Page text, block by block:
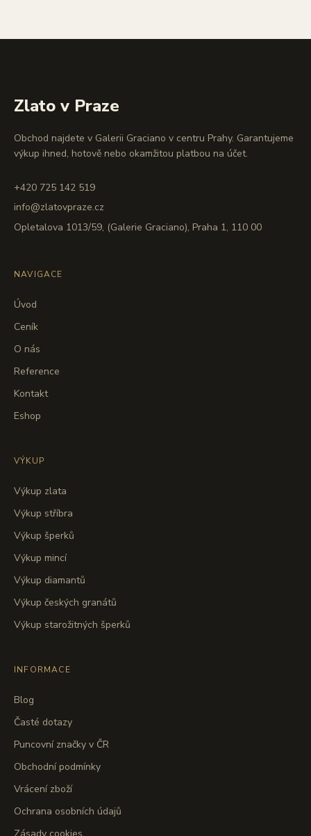
Zlato v Praze
Obchod najdete v Galerii Graciano v centru Prahy. Garantujeme
výkup ihned, hotově nebo okamžitou platbou na účet.
+420 725 142 519
info@zlatovpraze.cz
Opletalova 1013/59, (Galerie Graciano), Praha 1, 110 00
NAVIGACE
Úvod
Ceník
O nás
Reference
Kontakt
Eshop
VÝKUP
Výkup zlata
Výkup stříbra
Výkup šperků
Výkup mincí
Výkup diamantů
Výkup českých granátů
Výkup starožitných šperků
INFORMACE
Blog
Časté dotazy
Puncovní značky v ČR
Obchodní podmínky
Vrácení zboží
Ochrana osobních údajů